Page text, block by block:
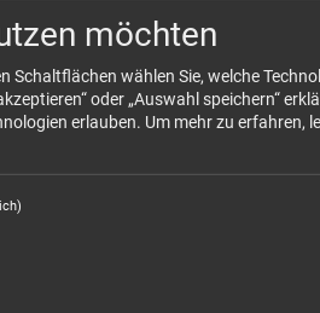
In den Warenkorb
möchten
Schaltflächen wählen Sie, welche
oder „Auswahl speichern“
erlauben. Um mehr zu erfahren,